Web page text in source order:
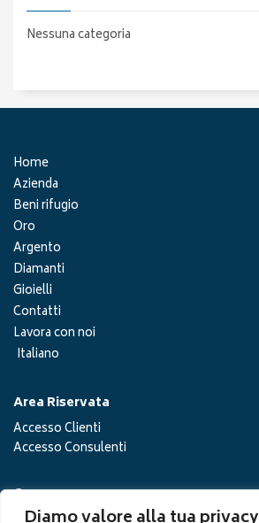
Nessuna categoria
Home
Azienda
Beni rifugio
Oro
Argento
Diamanti
Gioielli
Contatti
Lavora con noi
Italiano
Area Riservata
Accesso Clienti
Accesso Consulenti
Cerca